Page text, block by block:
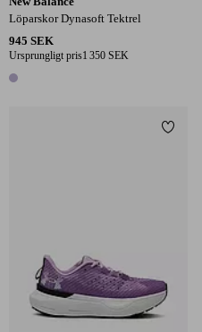
Löparskor Dynasoft Tektrel
945 SEK
Ursprungligt pris1 350 SEK
1 färg
till i favoriter